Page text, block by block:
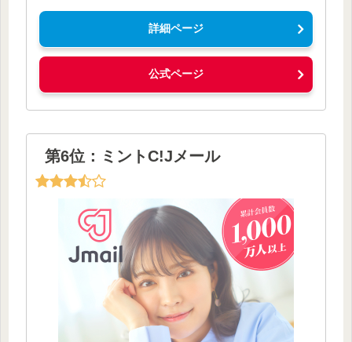
詳細ページ
公式ページ
第6位：ミントC!Jメール